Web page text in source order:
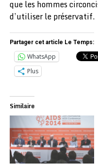
que les hommes
d’utiliser le préservatif.
Partager cet article Le Temps:
WhatsApp
Plus
Similaire